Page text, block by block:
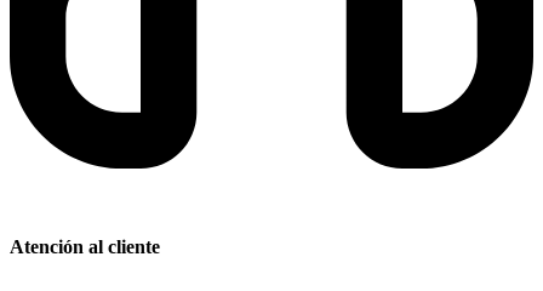
Atención al cliente